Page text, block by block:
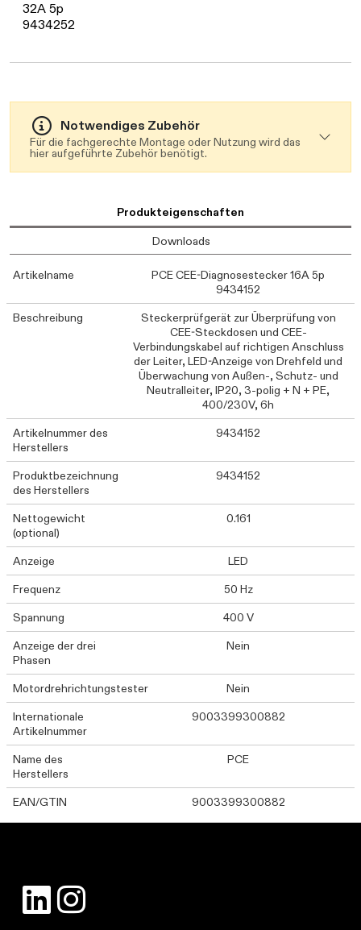
32A 5p
9434252
Notwendiges Zubehör
Für die fachgerechte Montage oder Nutzung wird das
hier aufgeführte Zubehör benötigt.
Produkteigenschaften
Downloads
Artikelname
PCE CEE-Diagnosestecker 16A 5p
9434152
Beschreibung
Steckerprüfgerät zur Überprüfung von
CEE-Steckdosen und CEE-
Verbindungskabel auf richtigen Anschluss
der Leiter, LED-Anzeige von Drehfeld und
Überwachung von Außen-, Schutz- und
Neutralleiter, IP20, 3-polig + N + PE,
400/230V, 6h
Artikelnummer des
Herstellers
9434152
Produktbezeichnung
des Herstellers
9434152
Nettogewicht
(optional)
0.161
Anzeige
LED
Frequenz
50 Hz
Spannung
400 V
Anzeige der drei
Phasen
Nein
Motordrehrichtungstester
Nein
Internationale
Artikelnummer
9003399300882
Name des
Herstellers
PCE
EAN/GTIN 9003399300882